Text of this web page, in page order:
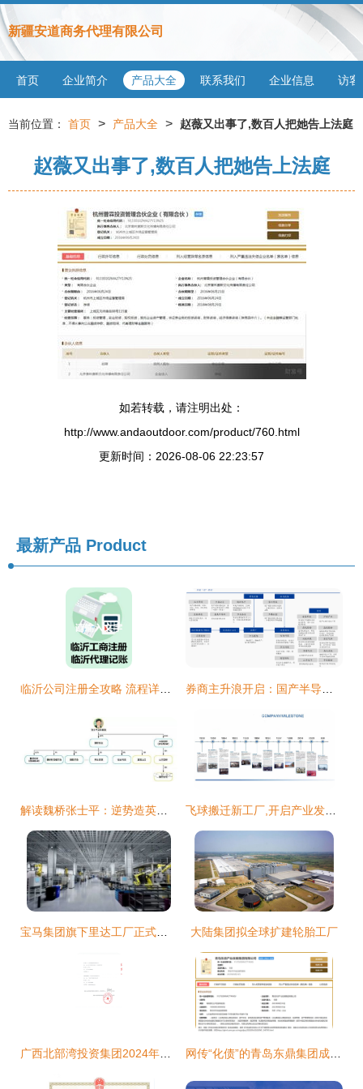
新疆安道商务代理有限公司
首页 企业简介 产品大全 联系我们 企业信息 访客
当前位置： 首页 > 产品大全 > 赵薇又出事了,数百人把她告上法庭
赵薇又出事了,数百人把她告上法庭
如若转载，请注明出处：
http://www.andaoutdoor.com/product/760.html
更新时间：2026-08-06 22:23:57
最新产品 Product
大陆集团拟全球扩建轮胎工厂